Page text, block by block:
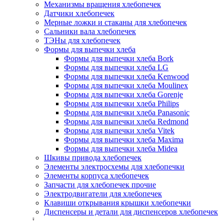
Механизмы вращения хлебопечек
Датчики хлебопечек
Мерные ложки и стаканы для хлебопечек
Сальники вала хлебопечек
ТЭНы для хлебопечек
Формы для выпечки хлеба
Формы для выпечки хлеба Bork
Формы для выпечки хлеба LG
Формы для выпечки хлеба Kenwood
Формы для выпечки хлеба Moulinex
Формы для выпечки хлеба Gorenje
Формы для выпечки хлеба Philips
Формы для выпечки хлеба Panasonic
Формы для выпечки хлеба Redmond
Формы для выпечки хлеба Vitek
Формы для выпечки хлеба Maxima
Формы для выпечки хлеба Midea
Шкивы привода хлебопечек
Элементы электросхемы для хлебопечки
Элементы корпуса хлебопечек
Запчасти для хлебопечек прочие
Электродвигатели для хлебопечек
Клавиши открывания крышки хлебопечки
Диспенсеры и детали для диспенсеров хлебопечек